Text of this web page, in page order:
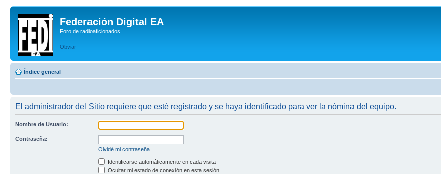
Federación Digital EA
Foro de radioaficionados
Obviar
Índice general
El administrador del Sitio requiere que esté registrado y se haya identificado para ver la nómina del equipo.
Nombre de Usuario:
Contraseña:
Olvidé mi contraseña
Identificarse automáticamente en cada visita
Ocultar mi estado de conexión en esta sesión